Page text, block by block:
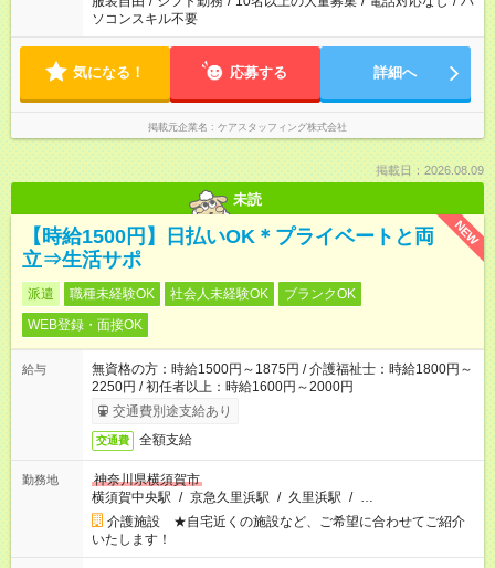
ソコンスキル不要
気になる！ 応募する 詳細へ
掲載元企業名 ケアスタッフィング株式会社
掲載日：2026.08.09
未読
NEW
【時給1500円】日払いOK＊プライベートと両
立⇒生活サポ
派遣 職種未経験OK 社会人未経験OK
ブランクOK
WEB登録・面接OK
給与
無資格の方：時給1500円～1875円 / 介護福祉士：時給1800円～
2250円 / 初任者以上：時給1600円～2000円
交通費別途支給あり
交通費 全額支給
勤務地
神奈川県横須賀市
横須賀中央駅 / 京急久里浜駅 / 久里浜駅 / …
介護施設 ★自宅近くの施設など、ご希望に合わせてご紹介
いたします！